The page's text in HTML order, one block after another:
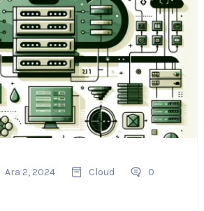
Ara 2, 2024 Cloud 0